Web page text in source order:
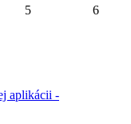
5 6
aplikácii -